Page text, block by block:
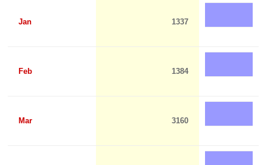
Jan 1337
Feb 1384
Mar 3160